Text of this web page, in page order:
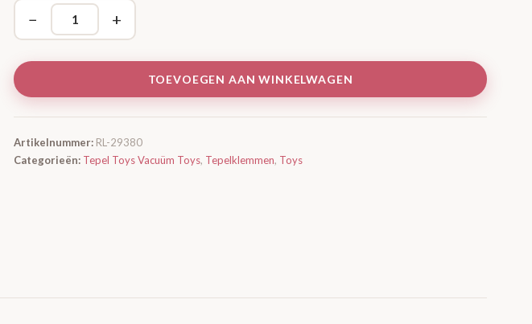
− +
TOEVOEGEN AAN WINKELWAGEN
Artikelnummer: RL-29380
Categorieën: Tepel Toys Vacuüm Toys, Tepelklemmen, Toys